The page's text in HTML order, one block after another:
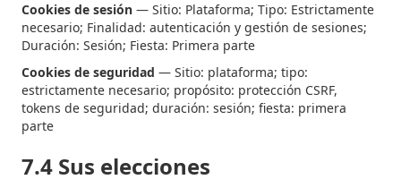
Cookies de sesión — Sitio: Plataforma; Tipo: Estrictamente
necesario; Finalidad: autenticación y gestión de sesiones;
Duración: Sesión; Fiesta: Primera parte
Cookies de seguridad — Sitio: plataforma; tipo:
estrictamente necesario; propósito: protección CSRF,
tokens de seguridad; duración: sesión; fiesta: primera
parte
7.4 Sus elecciones